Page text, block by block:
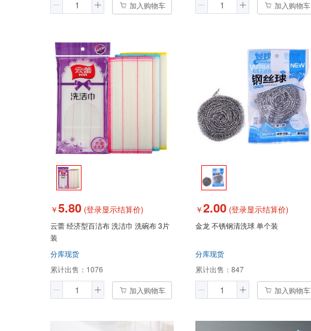
加入购物车 加入购物车
￥5.80 (登录显示结算价)
云蕾 经济型百洁布 洗洁巾 洗碗布 3片
装
分库现货
累计出售： 1076
加入购物车
￥2.00 (登录显示结算价)
金龙 不锈钢清洗球 单个装
分库现货
累计出售： 847
加入购物车